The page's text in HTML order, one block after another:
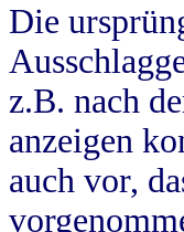
Die
z.B. nach
anzeigen
auch vor,